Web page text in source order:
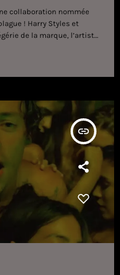
collaboration nommée
! Harry Styles et
de la marque, l’artiste
d’Alessandro
italienne. Alors
insert_link